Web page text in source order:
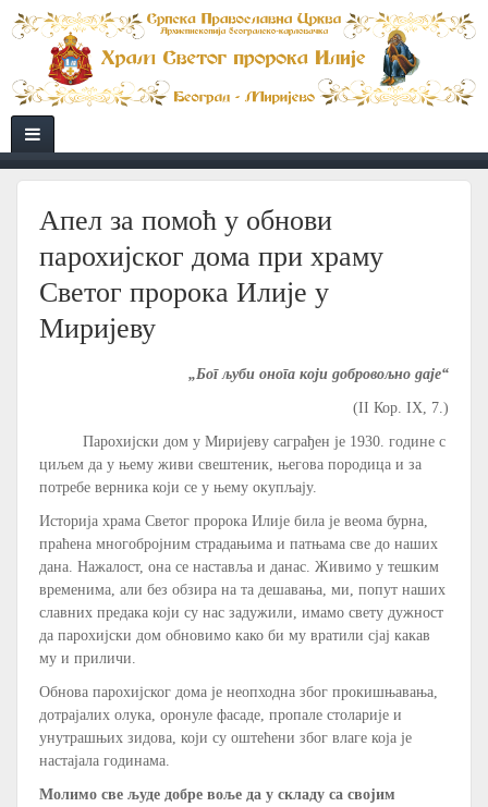
Апел за помоћ у обнови
парохијског дома при храму
Светог пророка Илије у
Миријеву
„Бог љуби онога који добровољно даје“
(II Кор. IX, 7.)
Парохијски дом у Миријеву саграђен је 1930. године с
циљем да у њему живи свештеник, његова породица и за
потребе верника који се у њему окупљају.
Историја храма Светог пророка Илије била је веома бурна,
праћена многобројним страдањима и патњама све до наших
дана. Нажалост, она се наставља и данас. Живимо у тешким
временима, али без обзира на та дешавања, ми, попут наших
славних предака који су нас задужили, имамо свету дужност
да парохијски дом обновимо како би му вратили сјај какав
му и приличи.
Обнова парохијског дома је неопходна због прокишњавања,
дотрајалих олука, оронуле фасаде, пропале столарије и
унутрашњих зидова, који су оштећени због влаге која је
настајала годинама.
Молимо све људе добре воље да у складу са својим